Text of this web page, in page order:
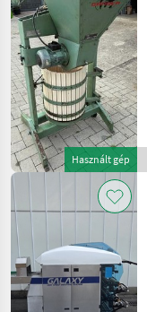
Használt gép